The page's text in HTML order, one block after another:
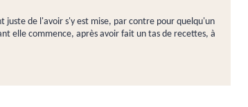
juste de l'avoir s'y est mise, par contre pour quelqu'un
elle commence, après avoir fait un tas de recettes, à